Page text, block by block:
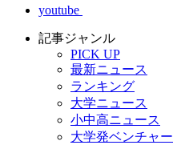
youtube
記事ジャンル
PICK UP
最新ニュース
ランキング
大学ニュース
小中高ニュース
大学発ベンチャー